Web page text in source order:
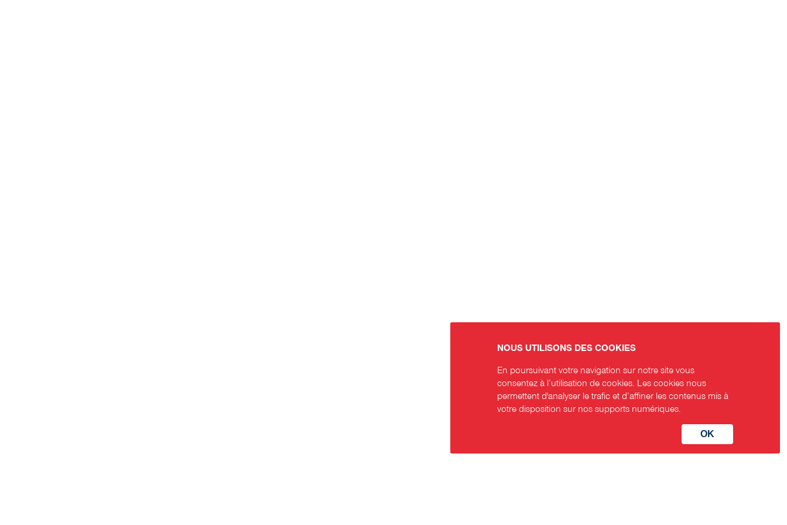
NOUS UTILISONS DES COOKIES
En poursuivant votre navigation sur notre site vous
consentez à l’utilisation de cookies. Les cookies nous
permettent d'analyser le trafic et d’affiner les contenus mis à
votre disposition sur nos supports numériques.